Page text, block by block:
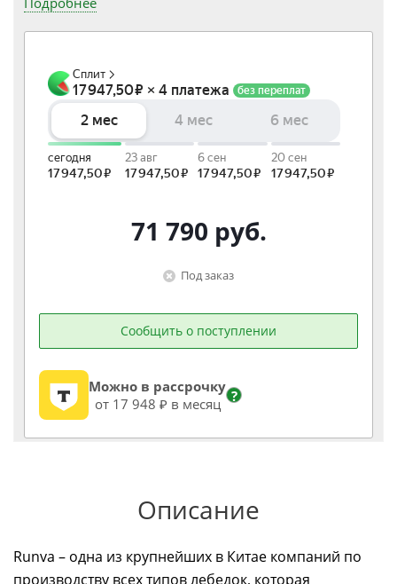
71 790 руб.
Под заказ
Сообщить о поступлении
Можно в рассрочку
от 17 948 ₽ в месяц
?
Описание
Runva – одна из крупнейших в Китае компаний по
производству всех типов лебедок, которая